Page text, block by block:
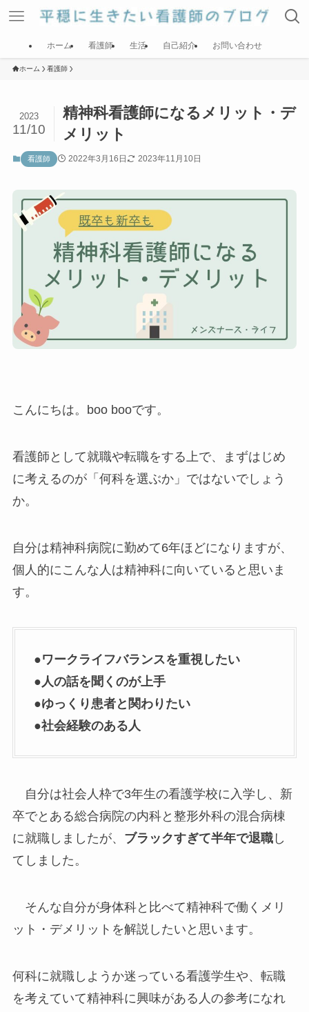
ホーム 看護師 生活 自己紹介 お問い合わせ
ホーム 看護師
精神科看護師になるメリット・デ
メリット
2023
11/10
看護師 2022年3月16日 2023年11月10日
こんにちは。boo booです。
看護師として就職や転職をする上で、まずはじめ
に考えるのが「何科を選ぶか」ではないでしょう
か。
自分は精神科病院に勤めて6年ほどになりますが、
個人的にこんな人は精神科に向いていると思いま
す。
●ワークライフバランスを重視したい
●人の話を聞くのが上手
●ゆっくり患者と関わりたい
●社会経験のある人
自分は社会人枠で3年生の看護学校に入学し、新
卒でとある総合病院の内科と整形外科の混合病棟
に就職しましたが、 ブラックすぎて半年で退職し
てしました。
そんな自分が身体科と比べて精神科で働くメリ
ット・デメリットを解説したいと思います。
何科に就職しようか迷っている看護学生や、転職
を考えていて精神科に興味がある人の参考になれ